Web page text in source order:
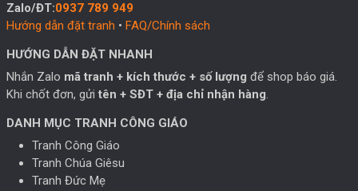
Zalo/ĐT:0937 789 949
Hướng dẫn đặt tranh • FAQ/Chính sách
HƯỚNG DẪN ĐẶT NHANH
Nhắn Zalo mã tranh + kích thước + số lượng để shop báo giá.
Khi chốt đơn, gửi tên + SĐT + địa chỉ nhận hàng.
DANH MỤC TRANH CÔNG GIÁO
Tranh Công Giáo
Tranh Chúa Giêsu
Tranh Đức Mẹ